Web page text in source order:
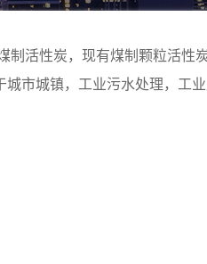
制活性炭，现有煤制颗粒活性
市城镇，工业污水处理，工